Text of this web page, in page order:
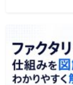
に
見
る
べ